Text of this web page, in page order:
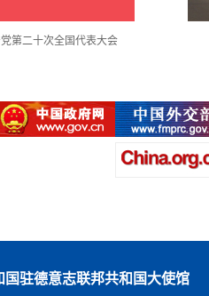
第二十次全国代表大会
国驻德意志联邦共和国大使馆